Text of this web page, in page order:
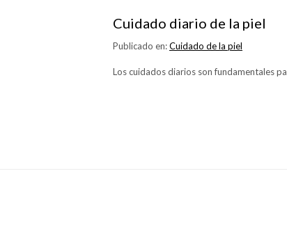
Cuidado diario de la piel
Publicado en:Cuidado de la piel
Los cuidados diarios son fundamentales